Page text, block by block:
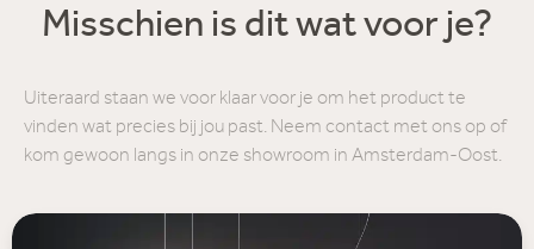
Misschien is dit wat voor je?
Uiteraard staan we voor klaar voor je om het product te
vinden wat precies bij jou past. Neem contact met ons op of
kom gewoon langs in onze showroom in Amsterdam-Oost.